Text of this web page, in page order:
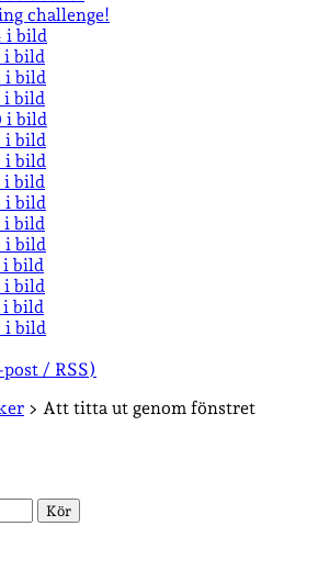
challenge!
i bild
i bild
i bild
i bild
i bild
i bild
i bild
i bild
i bild
i bild
i bild
i bild
i bild
i bild
i bild
/ RSS)
> Att titta ut genom fönstret